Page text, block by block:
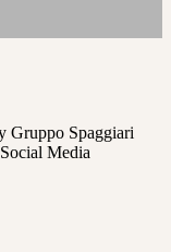
Gruppo Spaggiari
Media